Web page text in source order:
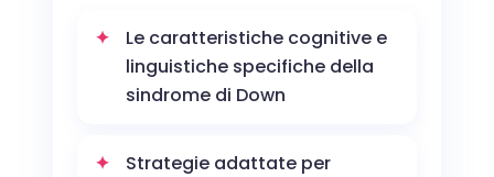
Le caratteristiche cognitive e
linguistiche specifiche della
sindrome di Down
Strategie adattate per